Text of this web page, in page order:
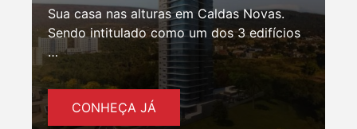
Sua casa nas alturas em Caldas Novas.
Sendo intitulado como um dos 3 edifícios
…
CONHEÇA JÁ